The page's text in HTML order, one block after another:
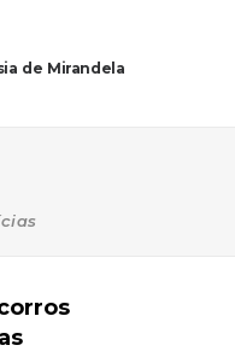
de Mirandela